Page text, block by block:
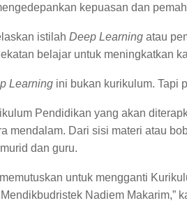
kepuasan dan
istilah Deep Learning atau
belajar untuk meningkatkan
Learning ini bukan kurikulum. Tapi
Pendidikan yang akan
mendalam. Dari sisi materi atau
dan guru.
untuk mengganti
Nadiem Makarim,”